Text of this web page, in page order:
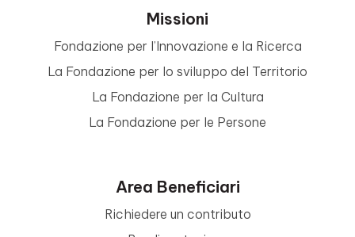
Missioni
Fondazione per l’Innovazione e la Ricerca
La Fondazione per lo sviluppo del Territorio
La Fondazione per la Cultura
La Fondazione per le Persone
Area Beneficiari
Richiedere un contributo